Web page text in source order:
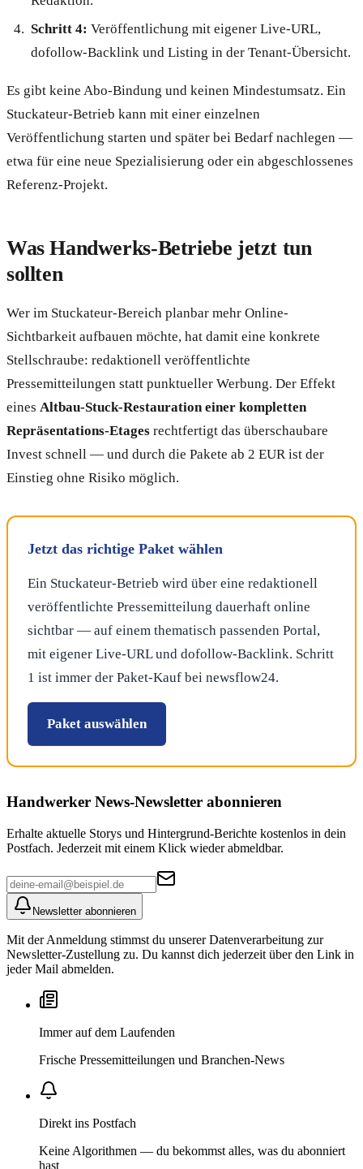
Schritt 4: Veröffentlichung mit eigener Live-URL,
dofollow-Backlink und Listing in der Tenant-Übersicht.
Es gibt keine Abo-Bindung und keinen Mindestumsatz. Ein
Stuckateur-Betrieb kann mit einer einzelnen
Veröffentlichung starten und später bei Bedarf nachlegen —
etwa für eine neue Spezialisierung oder ein abgeschlossenes
Referenz-Projekt.
Was Handwerks-Betriebe jetzt tun
sollten
Wer im Stuckateur-Bereich planbar mehr Online-
Sichtbarkeit aufbauen möchte, hat damit eine konkrete
Stellschraube: redaktionell veröffentlichte
Pressemitteilungen statt punktueller Werbung. Der Effekt
eines Altbau-Stuck-Restauration einer kompletten
Repräsentations-Etages rechtfertigt das überschaubare
Invest schnell — und durch die Pakete ab 2 EUR ist der
Einstieg ohne Risiko möglich.
Jetzt das richtige Paket wählen
Ein Stuckateur-Betrieb wird über eine redaktionell
veröffentlichte Pressemitteilung dauerhaft online
sichtbar — auf einem thematisch passenden Portal,
mit eigener Live-URL und dofollow-Backlink. Schritt
1 ist immer der Paket-Kauf bei newsflow24.
Paket auswählen
Handwerker News-Newsletter abonnieren
Erhalte aktuelle Storys und Hintergrund-Berichte kostenlos in dein
Postfach. Jederzeit mit einem Klick wieder abmeldbar.
Newsletter abonnieren
Mit der Anmeldung stimmst du unserer Datenverarbeitung zur
Newsletter-Zustellung zu. Du kannst dich jederzeit über den Link in
jeder Mail abmelden.
Immer auf dem Laufenden
Frische Pressemitteilungen und Branchen-News
Direkt ins Postfach
Keine Algorithmen — du bekommst alles, was du abonniert
hast